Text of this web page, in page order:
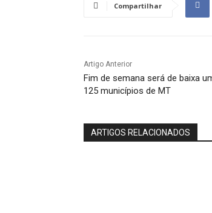
Compartilhar
Artigo Anterior
Fim de semana será de baixa
125 municípios de MT
ARTIGOS RELACIONADOS